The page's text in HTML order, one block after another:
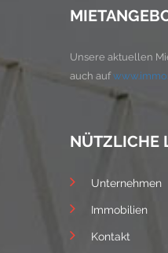
Unsere aktuellen
auch auf
NÜTZLICHE
Unternehmen
Immobilien
Kontakt